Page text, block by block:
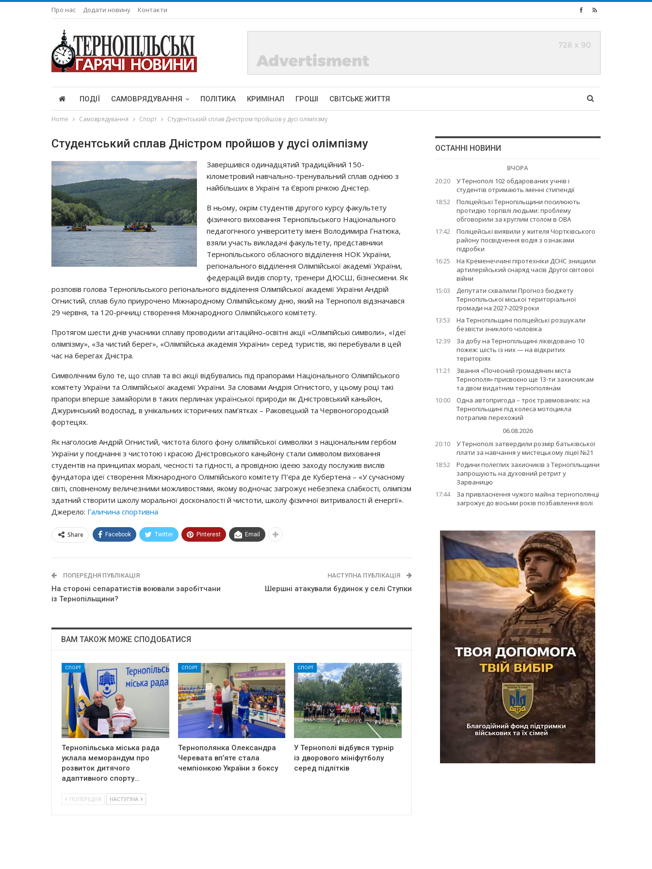
Про нас Додати новину Контакти
ПОДІЇ САМОВРЯДУВАННЯ ПОЛІТИКА КРИМІНАЛ ГРОШІ СВІТСЬКЕ ЖИТТЯ
Home Самоврядування Спорт Студентський сплав Дністром пройшов у дусі олімпізму
Студентський сплав Дністром пройшов у дусі олімпізму
Завершився одинадцятий традиційний 150-
кілометровий навчально-тренувальний сплав однією з
найбільших в Україні та Європі річкою Дністер.
В ньому, окрім студентів другого курсу факультету
фізичного виховання Тернопільського Національного
педагогічного університету імені Володимира Гнатюка,
взяли участь викладачі факультету, представники
Тернопільського обласного відділення НОК України,
регіонального відділення Олімпійської академії України,
федерацій видів спорту, тренери ДЮСШ, бізнесмени. Як
розповів голова Тернопільського регіонального відділення Олімпійської академії України Андрій
Огнистий, сплав було приурочено Міжнародному Олімпійському дню, який на Тернополі відзначався
29 червня, та 120-річниці створення Міжнародного Олімпійського комітету.
Протягом шести днів учасники сплаву проводили агітаційно-освітні акції «Олімпійські символи», «Ідеї
олімпізму», «За чистий берег», «Олімпійська академія України» серед туристів, які перебували в цей
час на берегах Дністра.
Символічним було те, що сплав та всі акції відбувались під прапорами Національного Олімпійського
комітету України та Олімпійської академії України. За словами Андрія Огнистого, у цьому році такі
прапори вперше замайоріли в таких перлинах української природи як Дністровський каньйон,
Джуринський водоспад, в унікальних історичних пам’ятках – Раковецькій та Червоногородській
фортецях.
Як наголосив Андрій Огнистий, чистота білого фону олімпійської символіки з національним гербом
України у поєднанні з чистотою і красою Дністровського каньйону стали символом виховання
студентів на принципах моралі, чесності та гідності, а провідною ідеєю заходу послужив вислів
фундатора ідеї створення Міжнародного Олімпійського комітету П’єра де Кубертена – «У сучасному
світі, сповненому величезними можливостями, якому водночас загрожує небезпека слабкості, олімпізм
здатний створити школу моральної досконалості й чистоти, школу фізичної витривалості й енергії».
Джерело: Галичина спортивна
Share Facebook Twitter Pinterest Email
ПОПЕРЕДНЯ ПУБЛІКАЦІЯ
На стороні сепаратистів воювали заробітчани
із Тернопільщини?
НАСТУПНА ПУБЛІКАЦІЯ
Шершні атакували будинок у селі Ступки
ВАМ ТАКОЖ МОЖЕ СПОДОБАТИСЯ
СПОРТ
Тернопільська міська рада
уклала меморандум про
розвиток дитячого
адаптивного спорту…
СПОРТ
Тернополянка Олександра
Черевата вп’яте стала
чемпіонкою України з боксу
СПОРТ
У Тернополі відбувся турнір
із дворового мініфутболу
серед підлітків
ПОПЕРЕДНЯ НАСТУПНА
ОСТАННІ НОВИНИ
ВЧОРА
20:20
У Тернополі 102 обдарованих учнів і
студентів отримають іменні стипендії
18:52
Поліцейські Тернопільщини посилюють
протидію торгівлі людьми: проблему
обговорили за круглим столом в ОВА
17:42
Поліцейські виявили у жителя Чортківського
району посвідчення водія з ознаками
підробки
16:25
На Кременеччині піротехніки ДСНС знищили
артилерійський снаряд часів Другої світової
війни
15:03
Депутати схвалили Прогноз бюджету
Тернопільської міської територіальної
громади на 2027-2029 роки
13:53
На Тернопільщині поліцейські розшукали
безвісти зниклого чоловіка
12:39
За добу на Тернопільщині ліквідовано 10
пожеж: шість із них — на відкритих
територіях
11:21
Звання «Почесний громадянин міста
Тернополя» присвоєно ще 13-ти захисникам
та двом видатним тернополянам
10:00
Одна автопригода – троє травмованих: на
Тернопільщині під колеса мотоцикла
потрапив перехожий
06.08.2026
20:10
У Тернополі затвердили розмір батьківської
плати за навчання у мистецькому ліцеї №21
18:52
Родини полеглих захисників з Тернопільщини
запрошують на духовний ретрит у
Зарваницю
17:44
За привласнення чужого майна тернополянці
загрожує до восьми років позбавлення волі